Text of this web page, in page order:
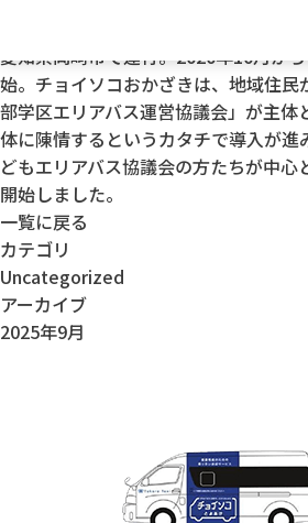
愛知県岡崎市で運行。2020年10月か
始。チョイソコおかざきは、地域住民
部学区エリアバス運営協議会」が主体
体に陳情するというカタチで導入が進
どもエリアバス協議会の方たちが中心
開始しました。
一覧に戻る
カテゴリ
Uncategorized
アーカイブ
2025年9月